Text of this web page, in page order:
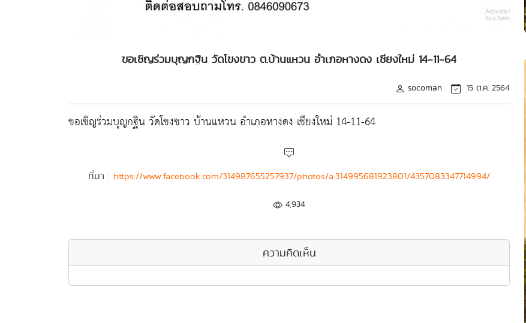
ขอเชิญร่วมบุญกฐิน วัดโขงขาว ต.บ้านแหวน อำเภอหางดง เชียงใหม่ 14-11-64
socoman 15 ต.ค. 2564
ขอเชิญร่วมบุญกฐิน วัดโขงขาว บ้านแหวน อำเภอหางดง เชียงใหม่ 14-11-64
ที่มา : https://www.facebook.com/314987655257937/photos/a.314995681923801/4357083347714994/
4,934
ความคิดเห็น